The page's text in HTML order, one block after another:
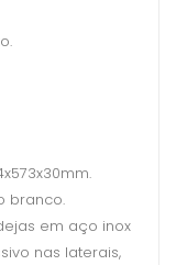
branco.
em aço inox
nas laterais,